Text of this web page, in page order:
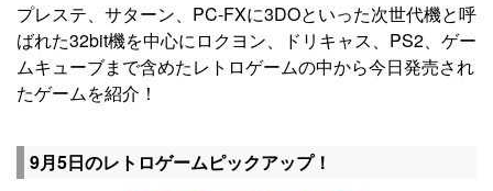
プレステ、サターン、PC-FXに3DOといった次世代機と呼
ばれた32bit機を中心にロクヨン、ドリキャス、PS2、ゲー
ムキューブまで含めたレトロゲームの中から今日発売され
たゲームを紹介！
9月5日のレトロゲームピックアップ！